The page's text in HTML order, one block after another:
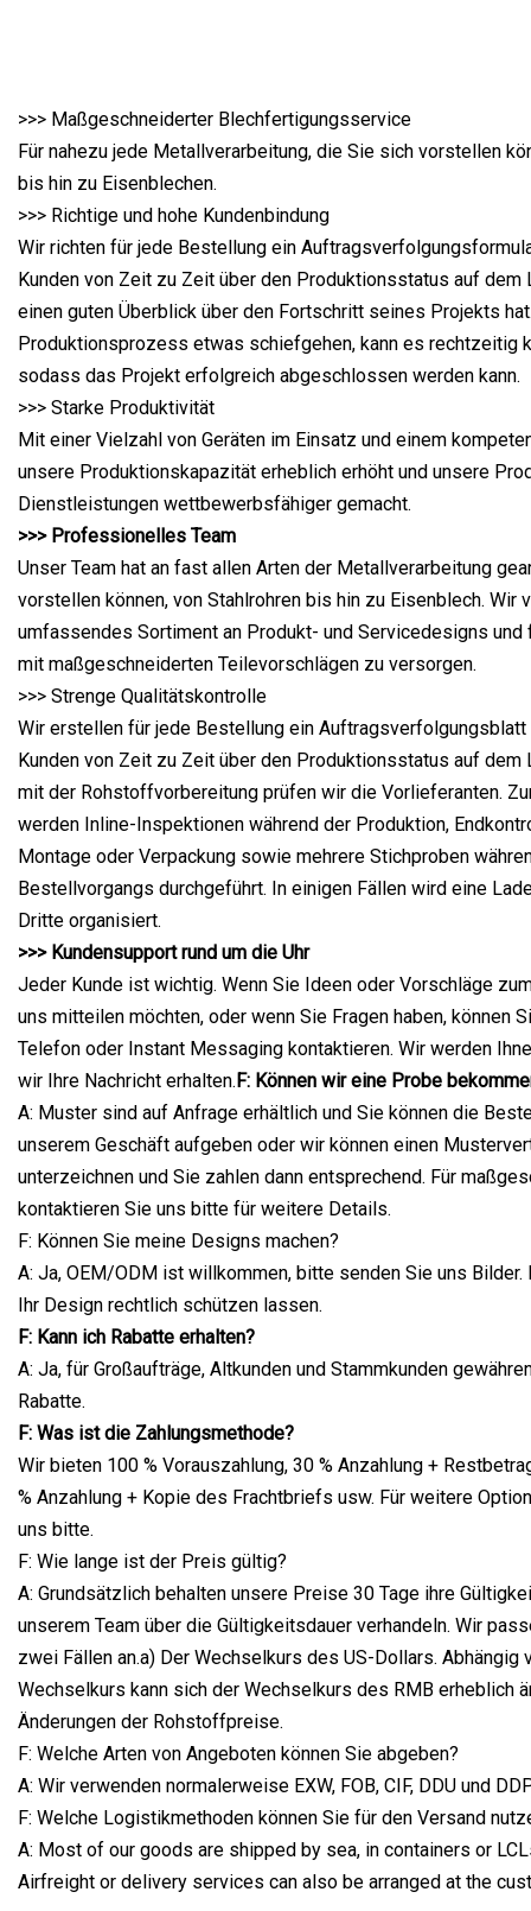
>>> Maßgeschneiderter Blechfertigungsservice
Für nahezu jede Metallverarbeitung, die Sie sich vorstellen
bis hin zu Eisenblechen.
>>> Richtige und hohe Kundenbindung
Wir richten für jede Bestellung ein
Kunden von Zeit zu Zeit über den Produktionsstatus auf dem
einen guten Überblick über den Fortschritt seines Projekts
Produktionsprozess etwas schiefgehen, kann es rechtzeitig
sodass das Projekt erfolgreich abgeschlossen werden kann.
>>> Starke Produktivität
Mit einer Vielzahl von Geräten im Einsatz und einem
unsere Produktionskapazität erheblich erhöht und unsere
Dienstleistungen wettbewerbsfähiger gemacht.
>>> Professionelles Team
Unser Team hat an fast allen Arten der Metallverarbeitung
vorstellen können, von Stahlrohren bis hin zu Eisenblech. Wir
umfassendes Sortiment an Produkt- und Servicedesigns und
mit maßgeschneiderten Teilevorschlägen zu versorgen.
>>> Strenge Qualitätskontrolle
Wir erstellen für jede Bestellung ein Auftragsverfolgungsblatt
Kunden von Zeit zu Zeit über den Produktionsstatus auf dem
mit der Rohstoffvorbereitung prüfen wir die Vorlieferanten.
werden Inline-Inspektionen während der Produktion,
Montage oder Verpackung sowie mehrere Stichproben
Bestellvorgangs durchgeführt. In einigen Fällen wird eine
Dritte organisiert.
>>> Kundensupport rund um die Uhr
Jeder Kunde ist wichtig. Wenn Sie Ideen oder Vorschläge
uns mitteilen möchten, oder wenn Sie Fragen haben, können
Telefon oder Instant Messaging kontaktieren. Wir werden
wir Ihre Nachricht erhalten. F: Können wir eine Probe
A: Muster sind auf Anfrage erhältlich und Sie können die
unserem Geschäft aufgeben oder wir können einen
unterzeichnen und Sie zahlen dann entsprechend. Für
kontaktieren Sie uns bitte für weitere Details.
F: Können Sie meine Designs machen?
A: Ja, OEM/ODM ist willkommen, bitte senden Sie uns Bilder.
Ihr Design rechtlich schützen lassen.
F: Kann ich Rabatte erhalten?
A: Ja, für Großaufträge, Altkunden und Stammkunden
Rabatte.
F: Was ist die Zahlungsmethode?
Wir bieten 100 % Vorauszahlung, 30 % Anzahlung +
% Anzahlung + Kopie des Frachtbriefs usw. Für weitere
uns bitte.
F: Wie lange ist der Preis gültig?
A: Grundsätzlich behalten unsere Preise 30 Tage ihre
unserem Team über die Gültigkeitsdauer verhandeln. Wir
zwei Fällen an.a) Der Wechselkurs des US-Dollars. Abhängig
Wechselkurs kann sich der Wechselkurs des RMB erheblich
Änderungen der Rohstoffpreise.
F: Welche Arten von Angeboten können Sie abgeben?
A: Wir verwenden normalerweise EXW, FOB, CIF, DDU und
F: Welche Logistikmethoden können Sie für den Versand
A: Most of our goods are shipped by sea, in containers or
Airfreight or delivery services can also be arranged at the